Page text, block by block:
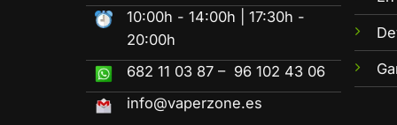
10:00h - 14:00h | 17:30h -
20:00h
682 11 03 87 – 96 102 43 06
info@vaperzone.es